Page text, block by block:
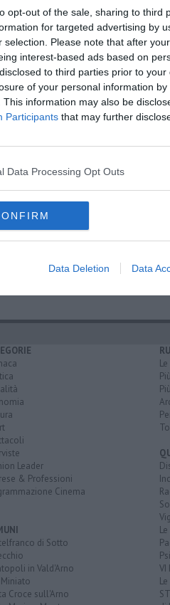
opt-out of the sale, sharing to third
for targeted advertising by
selection. Please note that after
interest-based ads based on
to third parties prior to
of your personal information
This information may also be
Participants that may further
Data Processing Opt Outs
Data Deletion Data
“Il libro scomparso.
iscriviti alla
Newsletter
nella tua casella di posta.
Memoria
roberto ippolito oscar wilde
Leader
& Professioni
Cinema
di Sotto
in Vald'Arno
Croce sull'Arno
VI